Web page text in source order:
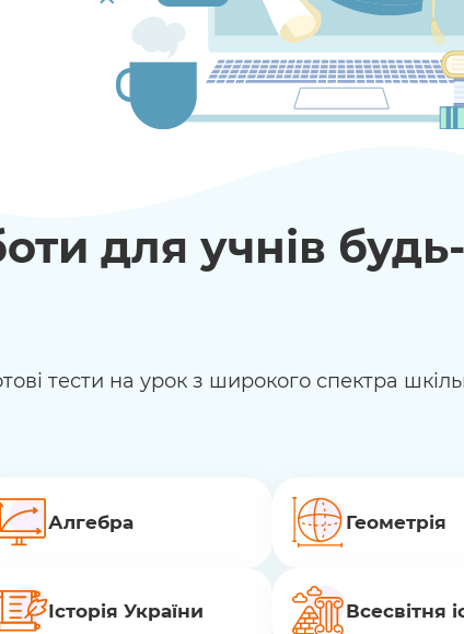
для учнів
тести на урок з широкого спектра
Алгебра Геометрія
Історія України Всесвітня